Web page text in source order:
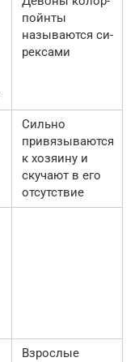
пойнты
называются си-
рексами
Сильно
привязываются
к хозяину и
скучают в его
отсутствие
Взрослые